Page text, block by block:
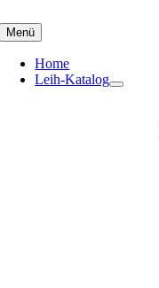
to
content
Menü
Home
Leih-Katalog